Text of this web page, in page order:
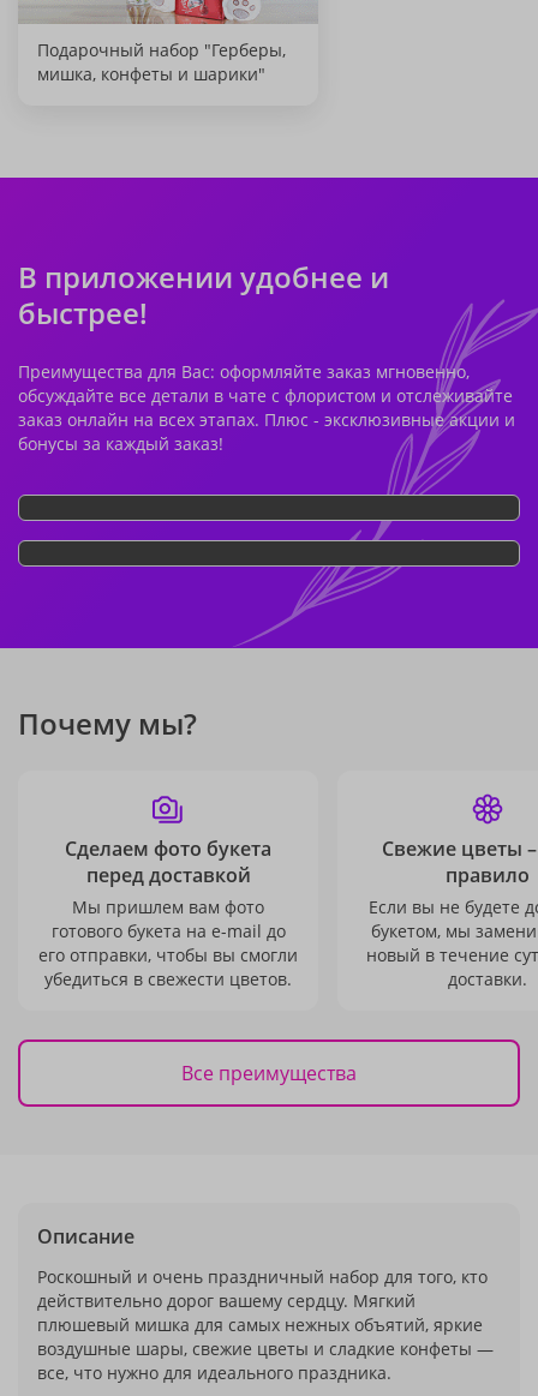
Подарочный набор "Герберы,
мишка, конфеты и шарики"
В приложении удобнее и
быстрее!
Преимущества для Вас: оформляйте заказ мгновенно,
обсуждайте все детали в чате с флористом и отслеживайте
заказ онлайн на всех этапах. Плюс - эксклюзивные акции и
бонусы за каждый заказ!
Почему мы?
Сделаем фото букета
перед доставкой
Мы пришлем вам фото
готового букета на e-mail до
его отправки, чтобы вы смогли
убедиться в свежести цветов.
Свежие цветы
правило
Если вы не будете
букетом, мы
новый в течение
доставки.
Все преимущества
Описание
Роскошный и очень праздничный набор для того, кто
действительно дорог вашему сердцу. Мягкий
плюшевый мишка для самых нежных объятий, яркие
воздушные шары, свежие цветы и сладкие конфеты —
все, что нужно для идеального праздника.